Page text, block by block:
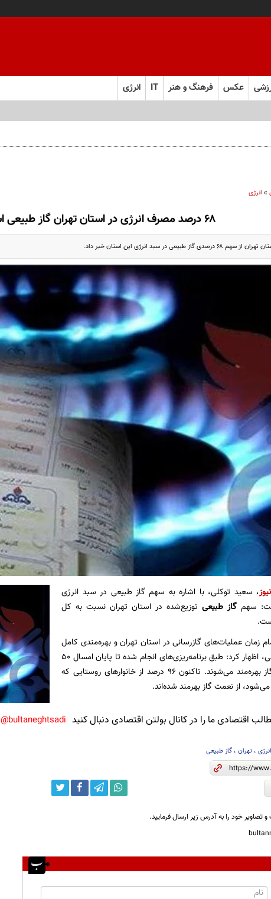
عکس فرهنگ و هنر IT انرژی
» انرژی
۶۸ درصد مصرف انرژی در استان تهران گاز طبیعی است
در سبد انرژی این استان خبر داد.
، سعید توکلی، با اشاره به سهم گاز طبیعی در سبد انرژی
سهم گاز طبیعی توزیع‌شده در استان تهران نسبت به کل
زمان عملیات‌های گازرسانی در استان تهران و بهره‌مندی کامل
استان از گاز طبیعی، اظهار کرد: طبق برنامه‌ریزی‌های انجام شده تا پایان امسال ۵۰
روستای دیگر از گاز بهره‌مند می‌شوند. تاکنون ۹۶ درصد از خانوارهای روستایی که
اقتصادی ما را در کانال بولتن اقتصادی دنبال کنید bultaneghtsadi@
، تهران، گاز طبیعی
تصاویر خود را به آدرس زیر ارسال فرمایید.